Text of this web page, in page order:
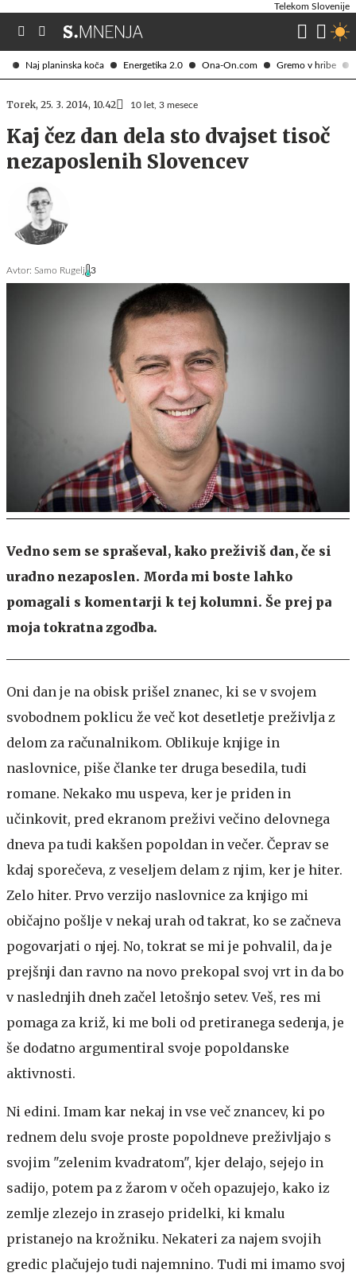
Naj planinska koča Energetika 2.0 Ona-On.com Gremo v hribe
Telekom Slovenije
Torek, 25. 3. 2014, 10.42 10 let, 3 mesece
Kaj čez dan dela sto dvajset tisoč
nezaposlenih Slovencev
Avtor: Samo Rugelj 3
Vedno sem se spraševal, kako preživiš dan, če si
uradno nezaposlen. Morda mi boste lahko
pomagali s komentarji k tej kolumni. Še prej pa
moja tokratna zgodba.
Oni dan je na obisk prišel znanec, ki se v svojem
svobodnem poklicu že več kot desetletje preživlja z
delom za računalnikom. Oblikuje knjige in
naslovnice, piše članke ter druga besedila, tudi
romane. Nekako mu uspeva, ker je priden in
učinkovit, pred ekranom preživi večino delovnega
dneva pa tudi kakšen popoldan in večer. Čeprav se
kdaj sporečeva, z veseljem delam z njim, ker je hiter.
Zelo hiter. Prvo verzijo naslovnice za knjigo mi
običajno pošlje v nekaj urah od takrat, ko se začneva
pogovarjati o njej. No, tokrat se mi je pohvalil, da je
prejšnji dan ravno na novo prekopal svoj vrt in da bo
v naslednjih dneh začel letošnjo setev. Veš, res mi
pomaga za križ, ki me boli od pretiranega sedenja, je
še dodatno argumentiral svoje popoldanske
aktivnosti.
Ni edini. Imam kar nekaj in vse več znancev, ki po
rednem delu svoje proste popoldneve preživljajo s
svojim "zelenim kvadratom", kjer delajo, sejejo in
sadijo, potem pa z žarom v očeh opazujejo, kako iz
zemlje zlezejo in zrasejo pridelki, ki kmalu
pristanejo na krožniku. Nekateri za najem svojih
gredic plačujejo tudi najemnino. Tudi mi imamo svoj